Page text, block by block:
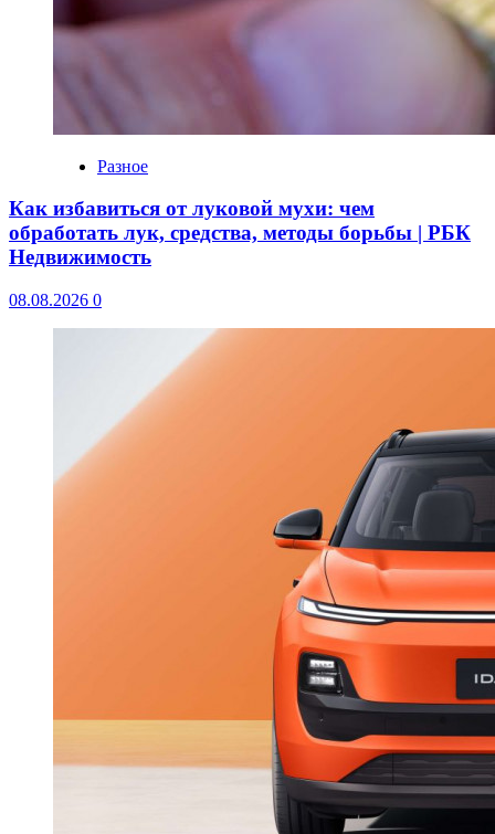
Разное
Как избавиться от луковой мухи: чем
обработать лук, средства, методы борьбы | РБК
Недвижимость
08.08.2026 0